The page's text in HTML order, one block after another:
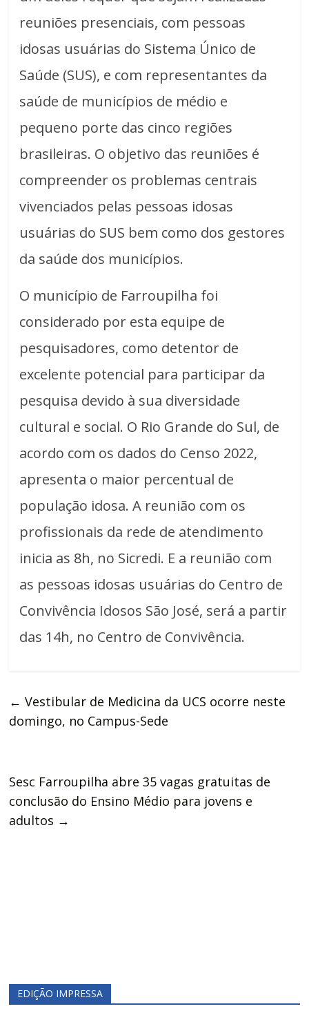
reuniões presenciais, com pessoas
idosas usuárias do Sistema Único de
Saúde (SUS), e com representantes da
saúde de municípios de médio e
pequeno porte das cinco regiões
brasileiras. O objetivo das reuniões é
compreender os problemas centrais
vivenciados pelas pessoas idosas
usuárias do SUS bem como dos gestores
da saúde dos municípios.
O município de Farroupilha foi
considerado por esta equipe de
pesquisadores, como detentor de
excelente potencial para participar da
pesquisa devido à sua diversidade
cultural e social. O Rio Grande do Sul, de
acordo com os dados do Censo 2022,
apresenta o maior percentual de
população idosa. A reunião com os
profissionais da rede de atendimento
inicia as 8h, no Sicredi. E a reunião com
as pessoas idosas usuárias do Centro de
Convivência Idosos São José, será a partir
das 14h, no Centro de Convivência.
← Vestibular de Medicina da UCS ocorre neste
domingo, no Campus-Sede
Sesc Farroupilha abre 35 vagas gratuitas de
conclusão do Ensino Médio para jovens e
adultos →
EDIÇÃO IMPRESSA